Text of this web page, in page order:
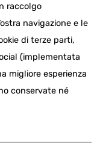
raccolgo
navigazione e le
di terze parti,
(implementata
migliore esperienza
conservate né